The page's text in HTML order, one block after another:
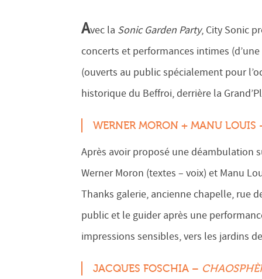
Avec la Sonic Garden Party, City Sonic
concerts et performances intimes
(ouverts au public spécialement pour
historique du Beffroi, derrière la
WERNER MORON + MANU
Après avoir proposé une déambulation
Werner Moron (textes – voix) et Manu
Thanks galerie, ancienne chapelle, rue
public et le guider après une
impressions sensibles, vers les jardins
JACQUES FOSCHIA –